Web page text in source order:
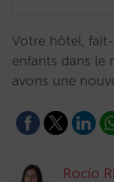
Votre hôtel,
enfants dans le
avons une
Rocío